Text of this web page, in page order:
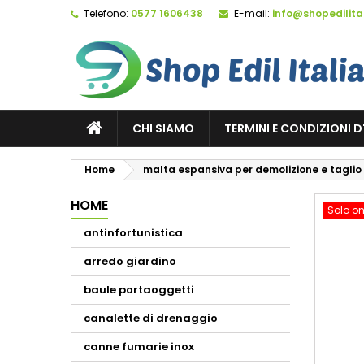
Telefono: 0577 1606438 E-mail:
CHI SIAMO TERMINI E CONDIZIONI
Home malta espansiva per demolizione e taglio
HOME
antinfortunistica
arredo giardino
baule portaoggetti
canalette di drenaggio
canne fumarie inox
Solo
add_circle_outline